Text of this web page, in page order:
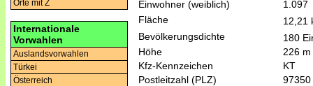
Orte mit Z
Internationale
Vorwahlen
Auslandsvorwahlen
Türkei
Österreich
Einwohner (weiblich)
1.097
Fläche
12,21
Bevölkerungsdichte
180
Höhe
226
Kfz-Kennzeichen
KT
Postleitzahl (PLZ)
97350